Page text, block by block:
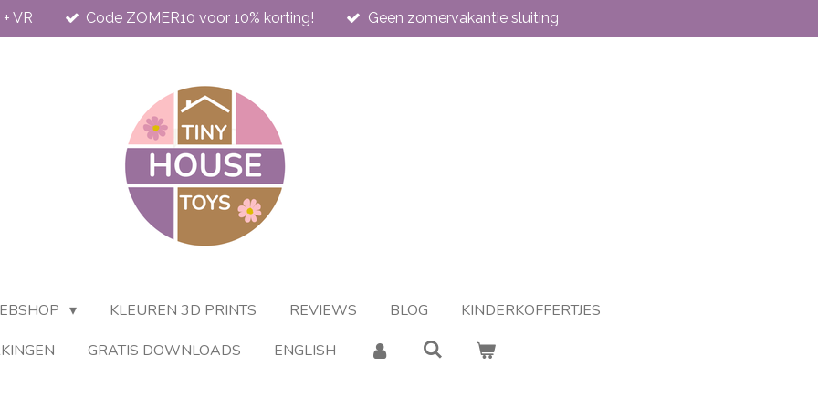
VR Code ZOMER10 voor 10% korting! Geen zomervakantie sluiting
KLEUREN 3D PRINTS REVIEWS BLOG
KINDERKOFFERTJES
GRATIS DOWNLOADS ENGLISH